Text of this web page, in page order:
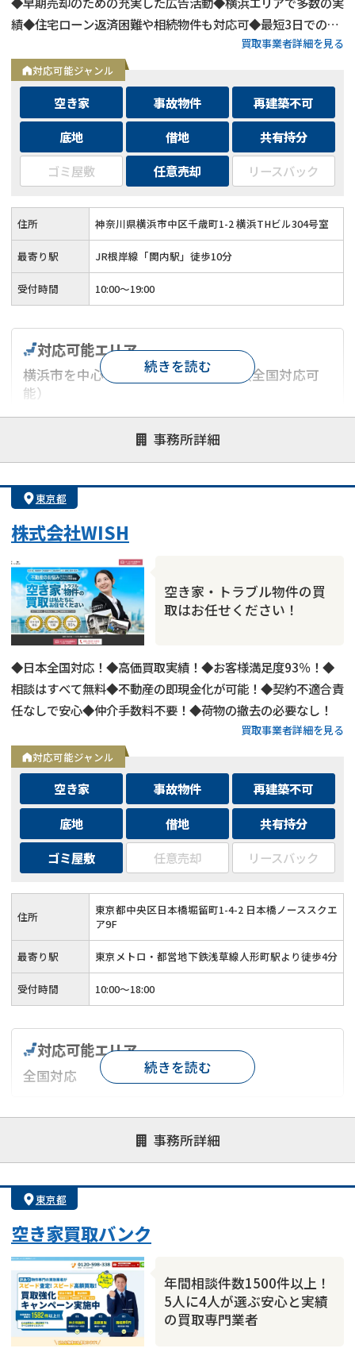
績◆住宅ローン返済困難や相続物件も対応可◆最短3日での売
却も可能◆プロフェッショナルによる徹底サポート買取事業者詳細を見る
対応可能ジャンル
空き家 事故物件
再建築不可
底地
借地
共有持分
ゴミ屋敷
任意売却 リースバック
住所 神奈川県横浜市中区千歳町1-2 横浜THビル304号室
最寄り駅 JR根岸線「関内駅」徒歩10分
受付時間 10:00～19:00
事務所詳細
対応可能エリア
横浜市を中心とした神奈川県エリア（全国対応可
能）
オンライン面談可能
決済までが早い
1億円以上の買取可
業歴10年以上
業者案件歓迎
士業連携有り
続きを読む
東京都
株式会社WISH
空き家・トラブル物件の買
取はお任せください！
◆日本全国対応！◆高価買取実績！◆お客様満足度93％！◆
相談はすべて無料◆不動産の即現金化が可能！◆契約不適合責
任なしで安心◆仲介手数料不要！◆荷物の撤去の必要なし！
買取事業者詳細を見る
対応可能ジャンル
空き家 事故物件
再建築不可
底地
借地
共有持分
ゴミ屋敷
任意売却 リースバック
住所
東京都中央区日本橋堀留町1-4-2 日本橋ノーススクエ
ア9F
最寄り駅 東京メトロ・都営地下鉄浅草線人形町駅より徒歩4分
受付時間 10:00～18:00
事務所詳細
対応可能エリア
全国対応
対応が親身 オンライン面談可能
レスポンスが早い
1億円以上の買取可
続きを読む
東京都
空き家買取バンク
年間相談件数1500件以上！
5人に4人が選ぶ安心と実績
の買取専門業者